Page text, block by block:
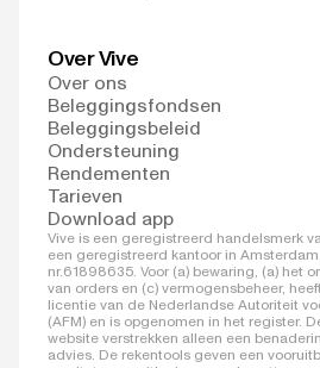
Over Vive
Over ons
Beleggingsfondsen
Beleggingsbeleid
Ondersteuning
Rendementen
Tarieven
Download app
Vive is een geregistreerd handelsmerk
een geregistreerd kantoor in
nr.61898635. Voor (a) bewaring, (a) het
van orders en (c) vermogensbeheer,
licentie van de Nederlandse Autoriteit
(AFM) en is opgenomen in het register.
website verstrekken alleen een
advies. De rekentools geven een